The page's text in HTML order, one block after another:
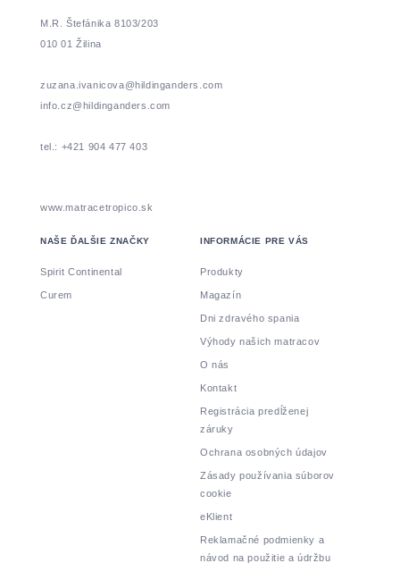
M.R. Štefánika 8103/203
010 01 Žilina
zuzana.ivanicova@hildinganders.com
info.cz@hildinganders.com
tel.: +421 904 477 403
www.matracetropico.sk
NAŠE ĎALŠIE ZNAČKY
Spirit Continental
Curem
INFORMÁCIE PRE VÁS
Produkty
Magazín
Dni zdravého spania
Výhody našich matracov
O nás
Kontakt
Registrácia predĺženej
záruky
Ochrana osobných údajov
Zásady používania súborov
cookie
eKlient
Reklamačné podmienky a
návod na použitie a údržbu